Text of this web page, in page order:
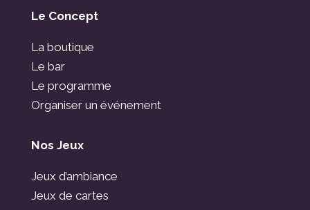
Le Concept
La boutique
Le bar
Le programme
Organiser un événement
Nos Jeux
Jeux d’ambiance
Jeux de cartes